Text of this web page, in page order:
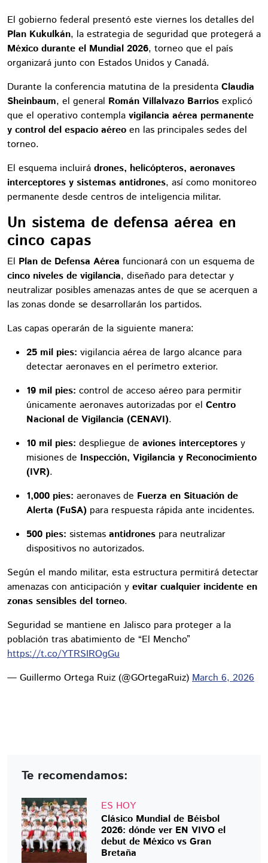
El gobierno federal presentó este viernes los detalles del
Plan Kukulkán, la estrategia de seguridad que protegerá a
México durante el Mundial 2026, torneo que el país
organizará junto con Estados Unidos y Canadá.
Durante la conferencia matutina de la presidenta Claudia
Sheinbaum, el general Román Villalvazo Barrios explicó
que el operativo contempla vigilancia aérea permanente
y control del espacio aéreo en las principales sedes del
torneo.
El esquema incluirá drones, helicópteros, aeronaves
interceptores y sistemas antidrones, así como monitoreo
permanente desde centros de inteligencia militar.
Un sistema de defensa aérea en
cinco capas
El Plan de Defensa Aérea funcionará con un esquema de
cinco niveles de vigilancia, diseñado para detectar y
neutralizar posibles amenazas antes de que se acerquen a
las zonas donde se desarrollarán los partidos.
Las capas operarán de la siguiente manera:
25 mil pies: vigilancia aérea de largo alcance para
detectar aeronaves en el perímetro exterior.
19 mil pies: control de acceso aéreo para permitir
únicamente aeronaves autorizadas por el Centro
Nacional de Vigilancia (CENAVI).
10 mil pies: despliegue de aviones interceptores y
misiones de Inspección, Vigilancia y Reconocimiento
(IVR).
1,000 pies: aeronaves de Fuerza en Situación de
Alerta (FuSA) para respuesta rápida ante incidentes.
500 pies: sistemas antidrones para neutralizar
dispositivos no autorizados.
Según el mando militar, esta estructura permitirá detectar
amenazas con anticipación y evitar cualquier incidente en
zonas sensibles del torneo.
Seguridad se mantiene en Jalisco para proteger a la
población tras abatimiento de “El Mencho”
https://t.co/YTRSIROgGu
— Guillermo Ortega Ruiz (@GOrtegaRuiz) March 6, 2026
Te recomendamos:
ES HOY
Clásico Mundial de Béisbol
2026: dónde ver EN VIVO el
debut de México vs Gran
Bretaña